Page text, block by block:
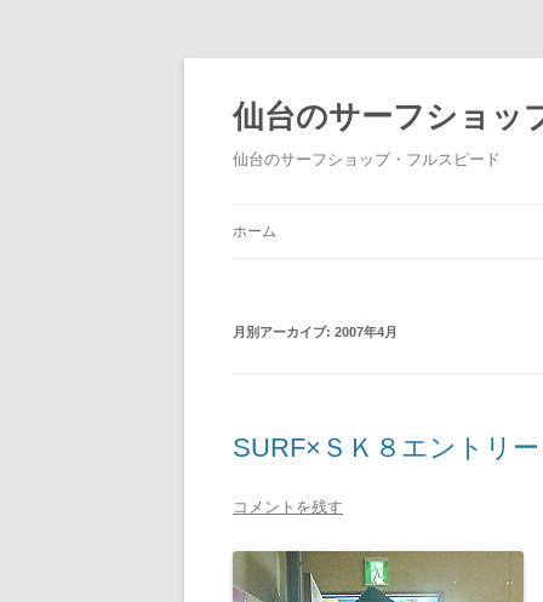
仙台のサーフショッ
仙台のサーフショップ・フルスピード
ホーム
月別アーカイブ: 2007年4月
SURF×ＳＫ８エントリー
コメントを残す